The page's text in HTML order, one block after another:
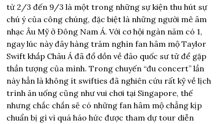
từ 2/3 đến 9/3 là một trong những sự kiện thu hút sự
chú ý của công chúng, đặc biệt là những người mê âm
nhạc Âu Mỹ ở Đông Nam Á. Với cơ hội ngàn năm có 1,
ngay lúc này đây hàng trăm nghìn fan hâm mộ Taylor
Swift khắp Châu Á đã đổ dồn về đảo quốc sư tử để gặp
thần tượng của mình. Trong chuyến “đu concert” lần
này hẳn là không ít swifties đã nghiên cứu rất kỹ về lịch
trình ăn uống cũng như vui chơi tại Singapore, thế
nhưng chắc chắn sẽ có những fan hâm mộ chẳng kịp
chuẩn bị gì vì quá háo hức được tham dự tour diễn